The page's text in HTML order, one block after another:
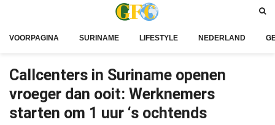
VOORPAGINA SURINAME LIFESTYLE NEDERLAND
Callcenters in Suriname openen
vroeger dan ooit: Werknemers
starten om 1 uur ‘s ochtends